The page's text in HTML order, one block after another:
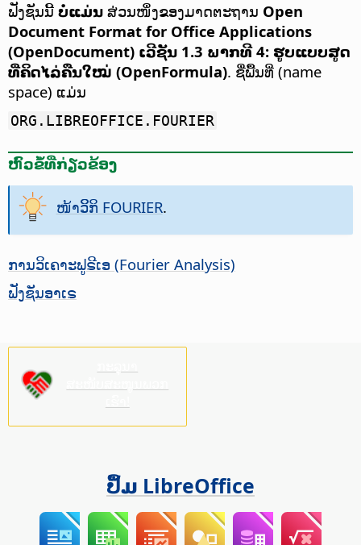
ຟັງຊັນນີ້ ບໍ່ແມ່ນ ສ່ວນໜຶ່ງຂອງມາດຕະຖານ Open
Document Format for Office Applications
(OpenDocument) ເວີຊັນ 1.3 ພາກທີ 4: ຮູບແບບສູດ
ທີ່ຄິດໄລ່ຄືນໃໝ່ (OpenFormula). ຊື່ພື້ນທີ່ (name
space) ແມ່ນ
ORG.LIBREOFFICE.FOURIER
ຫົວຂໍ້ທີ່ກ່ຽວຂ້ອງ
ໜ້າວິິກິ FOURIER.
ການວິເຄາະຟູຣີເອ (Fourier Analysis)
ຟັງຊັນອາເຣ
ປຶ້ມ LibreOffice